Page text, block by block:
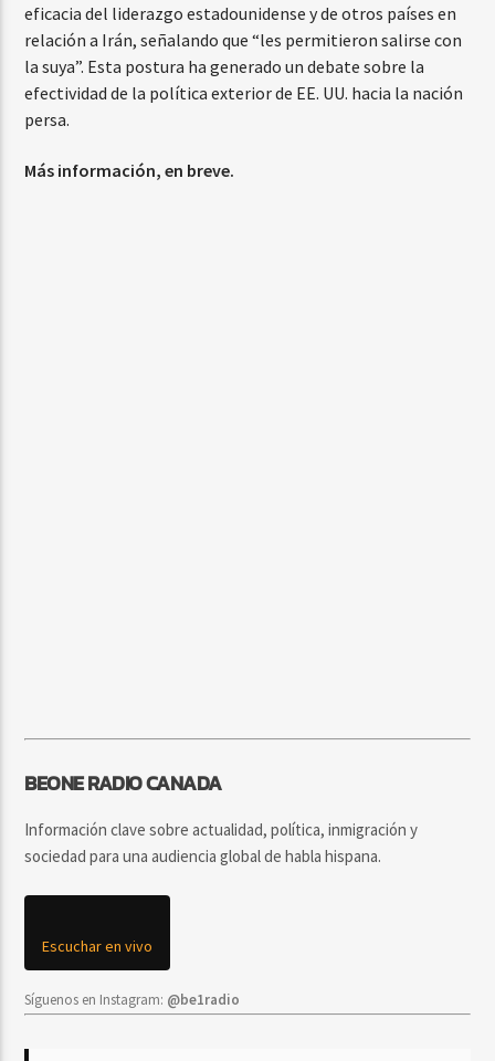
eficacia del liderazgo estadounidense y de otros países en
relación a Irán, señalando que “les permitieron salirse con
la suya”. Esta postura ha generado un debate sobre la
efectividad de la política exterior de EE. UU. hacia la nación
persa.
Más información, en breve.
BEONE RADIO CANADA
Información clave sobre actualidad, política, inmigración y
sociedad para una audiencia global de habla hispana.
Escuchar en vivo
Síguenos en Instagram: @be1radio